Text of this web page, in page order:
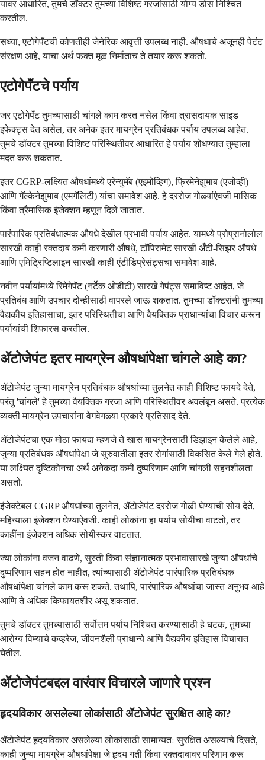
यावर आधारित, तुमचे डॉक्टर तुमच्या विशिष्ट गरजांसाठी योग्य डोस निश्चित
करतील.
सध्या, एटोगेपॅंटची कोणतीही जेनेरिक आवृत्ती उपलब्ध नाही. औषधाचे अजूनही पेटंट
संरक्षण आहे, याचा अर्थ फक्त मूळ निर्माताच ते तयार करू शकतो.
एटोगेपॅंटचे पर्याय
जर एटोगेपॅंट तुमच्यासाठी चांगले काम करत नसेल किंवा त्रासदायक साइड
इफेक्ट्स देत असेल, तर अनेक इतर मायग्रेन प्रतिबंधक पर्याय उपलब्ध आहेत.
तुमचे डॉक्टर तुमच्या विशिष्ट परिस्थितीवर आधारित हे पर्याय शोधण्यात तुम्हाला
मदत करू शकतात.
इतर CGRP-लक्ष्यित औषधांमध्ये एरेन्युमॅब (एइमोव्हिग), फ्रिमेनेझुमाब (एजोव्ही)
आणि गॅल्केनेझुमाब (एमगॅलिटी) यांचा समावेश आहे. हे दररोज गोळ्यांऐवजी मासिक
किंवा त्रैमासिक इंजेक्शन म्हणून दिले जातात.
पारंपारिक प्रतिबंधात्मक औषधे देखील प्रभावी पर्याय आहेत. यामध्ये प्रोप्रानोलोल
सारखी काही रक्तदाब कमी करणारी औषधे, टॉपिरामेट सारखी अँटी-सिझर औषधे
आणि एमिट्रिप्टिलाइन सारखी काही एंटीडिप्रेसंट्सचा समावेश आहे.
नवीन पर्यायांमध्ये रिमेगेपॅंट (नर्टेक ओडीटी) सारखे गेपंट्स समाविष्ट आहेत, जे
प्रतिबंध आणि उपचार दोन्हीसाठी वापरले जाऊ शकतात. तुमच्या डॉक्टरांनी तुमच्या
वैद्यकीय इतिहासाचा, इतर परिस्थितीचा आणि वैयक्तिक प्राधान्यांचा विचार करून
पर्यायांची शिफारस करतील.
ॲटोजेपंट इतर मायग्रेन औषधांपेक्षा चांगले आहे का?
ॲटोजेपंट जुन्या मायग्रेन प्रतिबंधक औषधांच्या तुलनेत काही विशिष्ट फायदे देते,
परंतु 'चांगले' हे तुमच्या वैयक्तिक गरजा आणि परिस्थितीवर अवलंबून असते. प्रत्येक
व्यक्ती मायग्रेन उपचारांना वेगवेगळ्या प्रकारे प्रतिसाद देते.
ॲटोजेपंटचा एक मोठा फायदा म्हणजे ते खास मायग्रेनसाठी डिझाइन केलेले आहे,
जुन्या प्रतिबंधक औषधांपेक्षा जे सुरुवातीला इतर रोगांसाठी विकसित केले गेले होते.
या लक्ष्यित दृष्टिकोनचा अर्थ अनेकदा कमी दुष्परिणाम आणि चांगली सहनशीलता
असतो.
इंजेक्टेबल CGRP औषधांच्या तुलनेत, ॲटोजेपंट दररोज गोळी घेण्याची सोय देते,
महिन्याला इंजेक्शन घेण्याऐवजी. काही लोकांना हा पर्याय सोयीचा वाटतो, तर
काहींना इंजेक्शन अधिक सोयीस्कर वाटतात.
ज्या लोकांना वजन वाढणे, सुस्ती किंवा संज्ञानात्मक प्रभावासारखे जुन्या औषधांचे
दुष्परिणाम सहन होत नाहीत, त्यांच्यासाठी ॲटोजेपंट पारंपारिक प्रतिबंधक
औषधांपेक्षा चांगले काम करू शकते. तथापि, पारंपारिक औषधांचा जास्त अनुभव आहे
आणि ते अधिक किफायतशीर असू शकतात.
तुमचे डॉक्टर तुमच्यासाठी सर्वोत्तम पर्याय निश्चित करण्यासाठी हे घटक, तुमच्या
आरोग्य विम्याचे कव्हरेज, जीवनशैली प्राधान्ये आणि वैद्यकीय इतिहास विचारात
घेतील.
ॲटोजेपंटबद्दल वारंवार विचारले जाणारे प्रश्न
हृदयविकार असलेल्या लोकांसाठी ॲटोजेपंट सुरक्षित आहे का?
ॲटोजेपंट हृदयविकार असलेल्या लोकांसाठी सामान्यतः सुरक्षित असल्याचे दिसते,
काही जुन्या मायग्रेन औषधांपेक्षा जे हृदय गती किंवा रक्तदाबावर परिणाम करू